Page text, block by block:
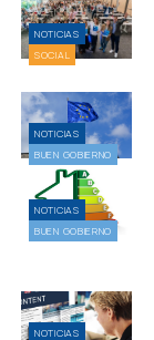
NOTICIAS
SOCIAL
NOTICIAS
BUEN GOBIERNO
NOTICIAS
BUEN GOBIERNO
NOTICIAS